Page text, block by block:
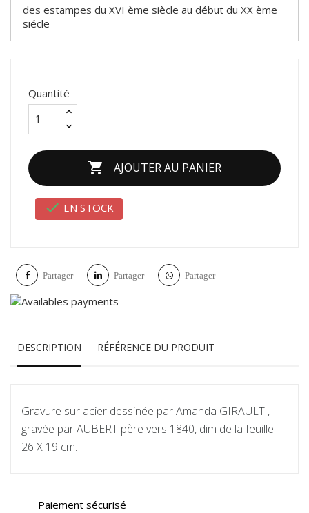
des estampes du XVI ème siècle au début du XX ème
siécle
Quantité
 AJOUTER AU PANIER
 EN STOCK
Partager Partager Partager
DESCRIPTION RÉFÉRENCE DU PRODUIT
Gravure sur acier dessinée par Amanda GIRAULT ,
gravée par AUBERT père vers 1840, dim de la feuille
26 X 19 cm.
Paiement sécurisé